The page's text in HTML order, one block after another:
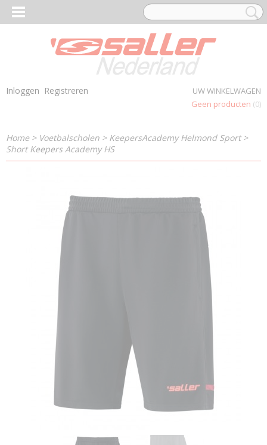
Inloggen Registreren
UW WINKELWAGEN
Geen producten (0)
Home> Voetbalscholen > KeepersAcademy Helmond Sport>
Short Keepers Academy HS